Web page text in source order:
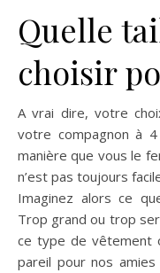
Quelle
choisir
A vrai dire, votre
votre compagnon à
manière que vous le
n’est pas toujours
Imaginez alors ce
Trop grand ou trop
ce type de vêtement
pareil pour nos